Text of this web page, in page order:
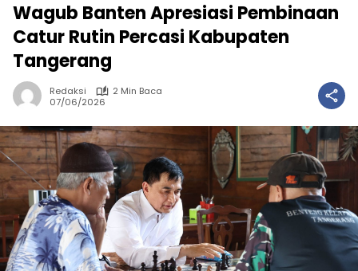
Wagub Banten Apresiasi Pembinaan
Catur Rutin Percasi Kabupaten
Tangerang
Redaksi
2 Min Baca
07/06/2026